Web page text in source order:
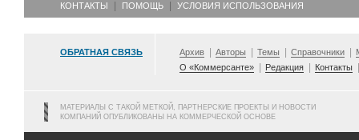
КОНТАКТЫ ПОМОЩЬ УСЛОВИЯ ИСПОЛЬЗОВАНИЯ
ОБРАТНАЯ СВЯЗЬ Архив Авторы Темы Справочники
О «Коммерсанте»
Редакция Контакты
МАТЕРИАЛЫ С ТАКОЙ МЕТКОЙ, ПАРТНЕРСКИЕ ПРОЕКТЫ И НОВОСТИ
КОМПАНИЙ ОПУБЛИКОВАНЫ НА КОММЕРЧЕСКОЙ ОСНОВЕ